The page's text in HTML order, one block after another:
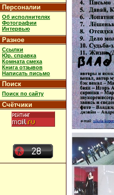
Персоналии
Об исполнителях
Фотографии
Интервью
Разное
Ссылки
Юр. справка
Комната смеха
Книга отзывов
Написать письмо
Поиск
Поиск по сайту
Счётчики